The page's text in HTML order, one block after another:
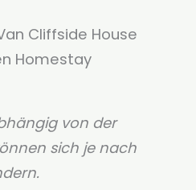
Cliffside House
Homestay
von der
sich je nach